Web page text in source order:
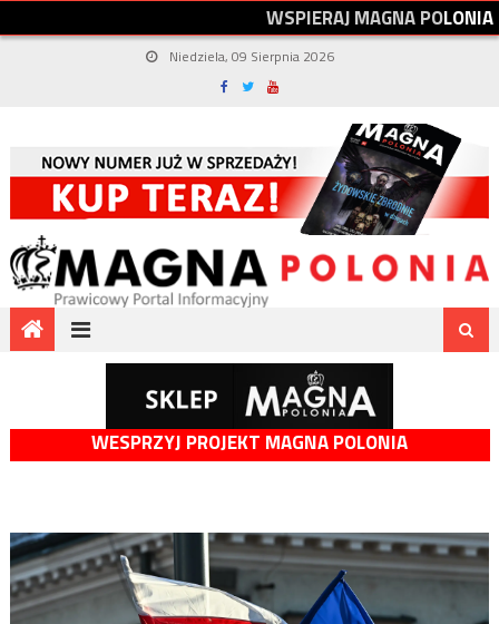
WSPIERAJMAGNAPOLONIA
Niedziela, 09 Sierpnia 2026
WESPRZYJ PROJEKT MAGNA POLONIA